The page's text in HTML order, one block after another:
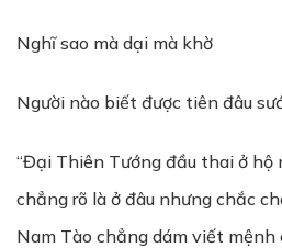
Nghĩ sao mà dại mà khờ
Người nào biết được tiên đâu
“Đại Thiên Tướng đầu thai ở hộ
chẳng rõ là ở đâu nhưng chắc
Nam Tào chẳng dám viết mệnh